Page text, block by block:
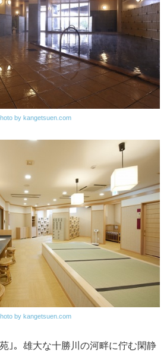
by kangetsuen.com
by kangetsuen.com
｣。雄大な十勝川の河畔に佇む閑静